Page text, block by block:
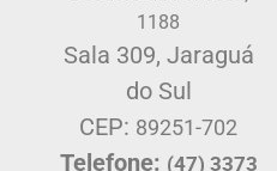
1188
Sala 309, Jaraguá
do Sul
CEP: 89251-702
Telefone: (47) 3373